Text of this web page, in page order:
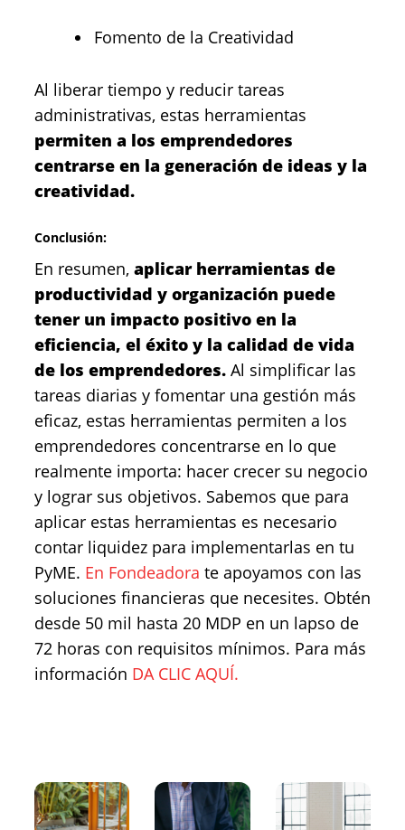
Fomento de la Creatividad
Al liberar tiempo y reducir tareas
administrativas, estas herramientas
permiten a los emprendedores
centrarse en la generación de ideas y la
creatividad.
Conclusión:
En resumen, aplicar herramientas de
productividad y organización puede
tener un impacto positivo en la
eficiencia, el éxito y la calidad de vida
de los emprendedores. Al simplificar las
tareas diarias y fomentar una gestión más
eficaz, estas herramientas permiten a los
emprendedores concentrarse en lo que
realmente importa: hacer crecer su negocio
y lograr sus objetivos. Sabemos que para
aplicar estas herramientas es necesario
contar liquidez para implementarlas en tu
PyME. En Fondeadora te apoyamos con las
soluciones financieras que necesites. Obtén
desde 50 mil hasta 20 MDP en un lapso de
72 horas con requisitos mínimos. Para más
información DA CLIC AQUÍ.